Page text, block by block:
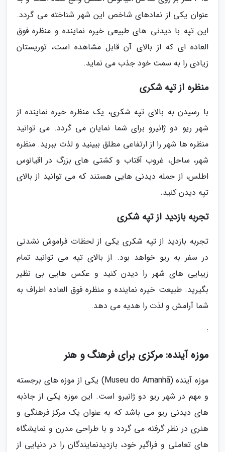
عنوان یکی از نمادهای شاخص این شهر شناخته می گردد.
این تپه با دیدنی های طبیعی خیره نماینده و منظره فوق
العاده ای که از بالای آن قابل مشاهده است، توریستان
زیادی را به سمت خود جذب می نماید.
منظره از تپه شکری
با رسیدن به بالای تپه شکری، یک منظره خیره نماینده از
شهر ریو دو ژانیرو برای شما نمایان می گردد. می توانید
منظره ها شهر را از ارتفاعی مطلق ببینید و لذت ببرید. منظره
شهر، ساحل، غروب آفتاب و کشتی های بزرگ در اقیانوس
اطلس، از جمله دیدنی هایی هستند که می توانید از بالای
تپه دیدن کنید.
تجربه بازدید از تپه شکری
تجربه بازدید از تپه شکری یکی از لحظات فراموش نشدنی
در سفر به ریو خواهد بود. از بالای تپه می توانید تمام
زیبایی های شهر را دیدن کنید و عکس هایی بی نظیر
بگیرید. طبیعت خیره نماینده و منظره فوق العاده اطراف به
شما آرامش و لذت را هدیه می دهد.
:
موزه آینده: مرکزی برای فرهنگ و هنر
موزه آینده (Museu do Amanhã) یکی از موزه های برجسته
و مهم در شهر ریو دو ژانیرو است. این موزه یکی از جاذبه
های دیدنی ریو می باشد که به عنوان یک مرکز فرهنگی و
هنری در نظر گرفته می گردد و با طراحی مدرن و نمایشگاه
های تعاملی و فراگیر خود، بازدیدنمایندگان را در دنیایی از